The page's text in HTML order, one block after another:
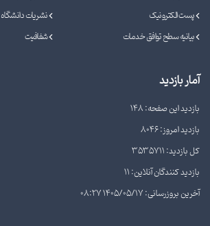
پست الکترونیک
نشریات دانشگاه
بیانیه سطح توافق خدمات
شفافیت
آمار بازدید
بازدید این صفحه: 148
بازدید امروز: 8046
کل بازدید: 3535711
بازدید کنندگان آنلاین: 11
آخرین بروزرسانی: 1405/05/17 08:27